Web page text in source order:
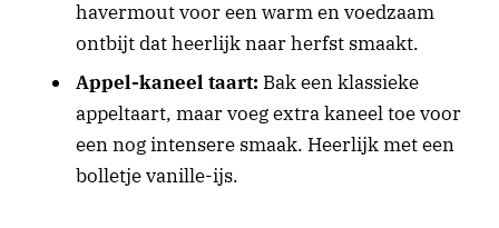
havermout voor een warm en voedzaam
ontbijt dat heerlijk naar herfst smaakt.
Appel-kaneel taart: Bak een klassieke
appeltaart, maar voeg extra kaneel toe voor
een nog intensere smaak. Heerlijk met een
bolletje vanille-ijs.